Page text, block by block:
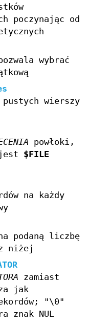
poczynając od
wybrać
wierszy
powłoki,
$FILE
na każdy
podaną liczbę
niżej
zamiast
jak
"\0"
znak NUL